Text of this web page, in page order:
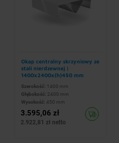
Okap centralny skrzyniowy ze
stali nierdzewnej |
1400x2400x(h)450 mm
Szerokość: 1400 mm
Głębokość: 2400 mm
Wysokość: 450 mm
3.595,06 zł
2.922,81 zł netto